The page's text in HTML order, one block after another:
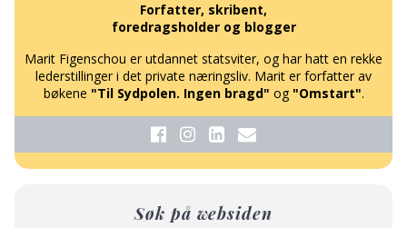
Forfatter, skribent,
foredragsholder og blogger
Marit Figenschou er utdannet statsviter, og har hatt en rekke
lederstillinger i det private næringsliv. Marit er forfatter av
bøkene "Til Sydpolen. Ingen bragd" og "Omstart".
Søk på websiden